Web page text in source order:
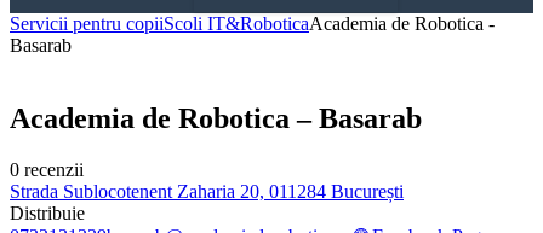
Servicii pentru copiiScoli IT&RoboticaAcademia de Robotica -
Basarab
Academia de Robotica – Basarab
0 recenzii
Strada Sublocotenent Zaharia 20, 011284 București
Distribuie